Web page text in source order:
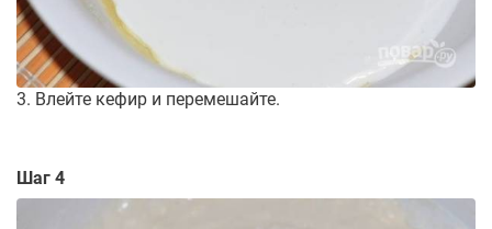
3. Влейте кефир и перемешайте.
Шаг 4